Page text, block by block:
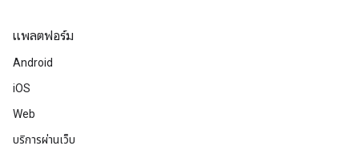
แพลตฟอร์ม
Android
iOS
Web
บริการผ่านเว็บ